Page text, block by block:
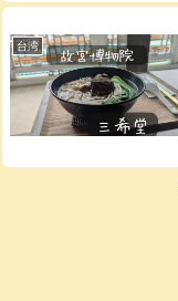
台湾